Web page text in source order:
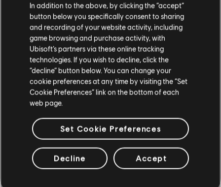
ベース
ベース
オルタネイトベース
ベースチャート
ピアノ
ピアノ
シンプルピアノ
In addition to the above, by clicking the “accept”
button below you specifically consent to sharing
and recording of your website activity, including
game browsing and purchase activity, with
Ubisoft’s partners via these online tracking
technologies. If you wish to decline, click the
“decline” button below. You can change your
cookie preferences at any time by visiting the “Set
Cookie Preferences” link on the bottom of each
web page.
Set Cookie Preferences
Decline Accept